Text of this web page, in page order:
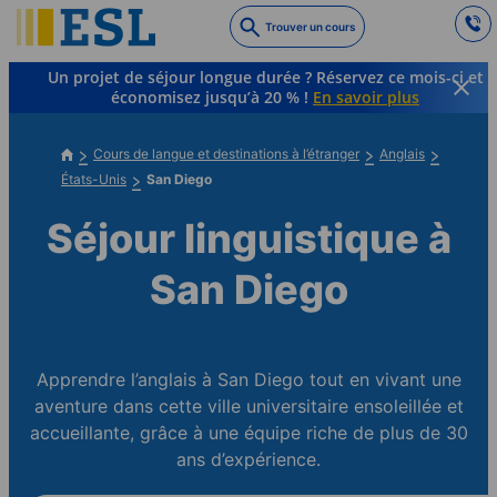
to
main
content
Trouver un cours
Un projet de séjour longue durée ? Réservez ce mois-ci et
économisez jusqu’à 20 % ! En savoir plus
Cours de langue et destinations à l’étranger
Anglais
États-Unis
San Diego
Séjour linguistique à
San Diego
Apprendre l’anglais à San Diego tout en vivant une
aventure dans cette ville universitaire ensoleillée et
accueillante, grâce à une équipe riche de plus de 30
ans d’expérience.